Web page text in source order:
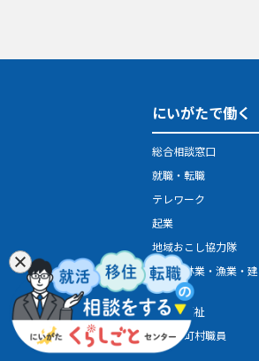
にいがたで働く
総合相談窓口
就職・転職
テレワーク
起業
地域おこし協力隊
農業・林業・漁業・建
設業
医療・福祉
県・市町村職員